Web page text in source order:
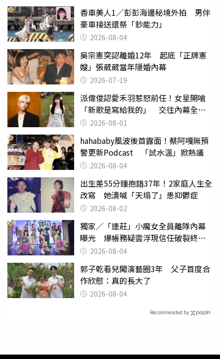
香車美人1／彭彭海邊秘境外拍 男伴
豪車接送還祭「鈔能力」
2026-08-04
吳宗憲突認離婚12年 起底「正牌憲
嫂」張葳葳當年隱婚內幕
2026-07-19
派偉俊認愛禾羽惹怒前任！女星開嗆
「新歌是寫給我的」 交往內幕全說
了 2026-08-01
hahababy風波後首露面！蔡阿嘎無預
警更新Podcast 「試水溫」掀熱議
2026-08-04
出生差55分鐘抱錯37年！2家庭人生全
改寫 她潰喊「天塌了」患抑鬱症
2026-08-02
獨家／「連莊」小魔女全員離隊內幕
曝光 爆帳務疑雲浮現信任破裂終止
合作！
2026-08-04
郭子乾看兒闖演藝圈3年 父子首度合
作欣慰：真的長大了
2026-08-04
Recommended by